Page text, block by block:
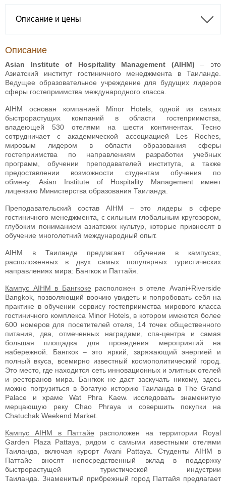
Описание и цены
Описание
Asian Institute of Hospitality Management (AIHM)– это
Азиатский институт гостиничного менеджмента в Таиланде.
Ведущее образовательное учреждение для будущих лидеров
сферы гостеприимства международного класса.
AIHM основан компанией Minor Hotels, одной из самых
быстрорастущих компаний в области гостеприимства,
владеющей 530 отелями на шести континентах. Тесно
сотрудничает с академической ассоциацией Les Roches,
мировым лидером в области образования сферы
гостеприимства по направлениям разработки учебных
программ, обучении преподавателей института, а также
предоставлении возможности студентам обучения по
обмену. Asian Institute of Hospitality Management имеет
лицензию Министерства образования Таиланда.
Преподавательский состав AIHM – это лидеры в сфере
гостиничного менеджмента, с сильным глобальным кругозором,
глубоким пониманием азиатских культур, которые привносят в
обучение многолетний международный опыт.
AIHM в Таиланде предлагает обучение в кампусах,
расположенных в двух самых популярных туристических
направлениях мира: Бангкок и Паттайя.
Кампус AIHM в Бангкоке расположен в отеле Avani+Riverside
Bangkok, позволяющий воочию увидеть и попробовать себя на
практике в обучении сервису гостеприимства мирового класса
гостиничного комплекса Minor Hotels, в котором имеются более
600 номеров для посетителей отеля, 14 точек общественного
питания, два, отмеченных наградами, спа-центра и самая
большая площадка для проведения мероприятий на
набережной. Бангкок – это яркий, заряжающий энергией и
полный вкуса, всемирно известный космополитический город.
Это место, где находится сеть инновационных и элитных отелей
и ресторанов мира. Бангкок не даст заскучать никому, здесь
можно погрузиться в богатую историю Таиланда в The Grand
Palace и храме Wat Phra Kaew. исследовать знаменитую
мерцающую реку Chao Phraya и совершить покупки на
Chatuchak Weekend Market.
Кампус AIHM в Паттайе расположен на территории Royal
Garden Plaza Pattaya, рядом с самыми известными отелями
Таиланда, включая курорт Avani Pattaya. Студенты AIHM в
Паттайе вносят непосредственный вклад в поддержку
быстрорастущей туристической индустрии
Таиланда. Знаменитый прибрежный город Паттайя предлагает